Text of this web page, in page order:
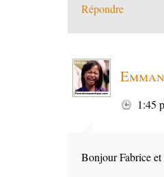
Répondre
1:45
Bonjour Fabrice